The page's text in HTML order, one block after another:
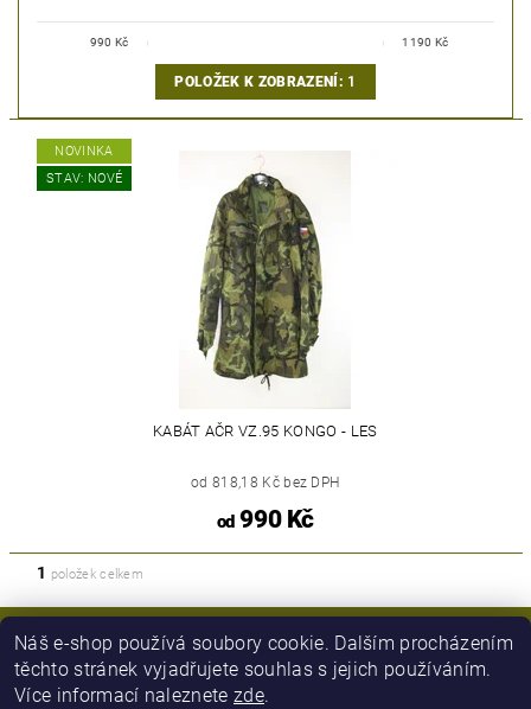
990 Kč 1190 Kč
POLOŽEK K ZOBRAZENÍ: 1
NOVINKA
STAV: NOVÉ
KABÁT AČR VZ.95 KONGO - LES
od 818,18 Kč bez DPH
od990 Kč
1 položek celkem
Náš e-shop používá soubory cookie. Dalším procházením
těchto stránek vyjadřujete souhlas s jejich používáním.
Více informací naleznetezde.